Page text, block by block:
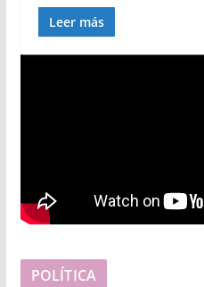
Leer más
POLÍTICA